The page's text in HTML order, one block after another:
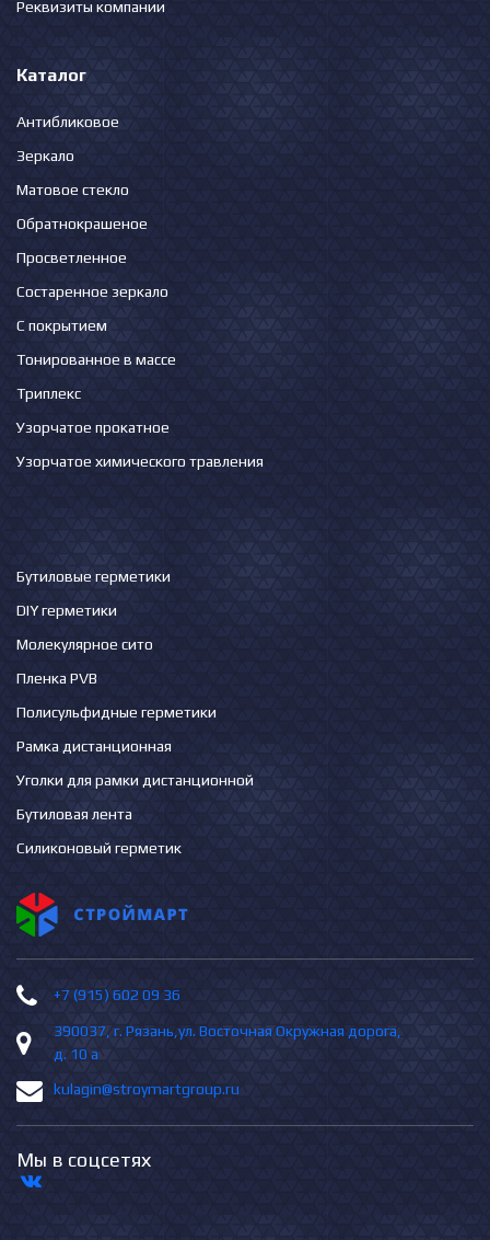
Реквизиты компании
Каталог
Антибликовое
Зеркало
Матовое стекло
Обратнокрашеное
Просветленное
Состаренное зеркало
С покрытием
Тонированное в массе
Триплекс
Узорчатое прокатное
Узорчатое химического травления
Бутиловые герметики
DIY герметики
Молекулярное сито
Пленка PVB
Полисульфидные герметики
Рамка дистанционная
Уголки для рамки дистанционной
Бутиловая лента
Силиконовый герметик
+7 (915) 602 09 36
390037, г. Рязань,ул. Восточная Окружная дорога,
д. 10 а
kulagin@stroymartgroup.ru
Мы в соцсетях